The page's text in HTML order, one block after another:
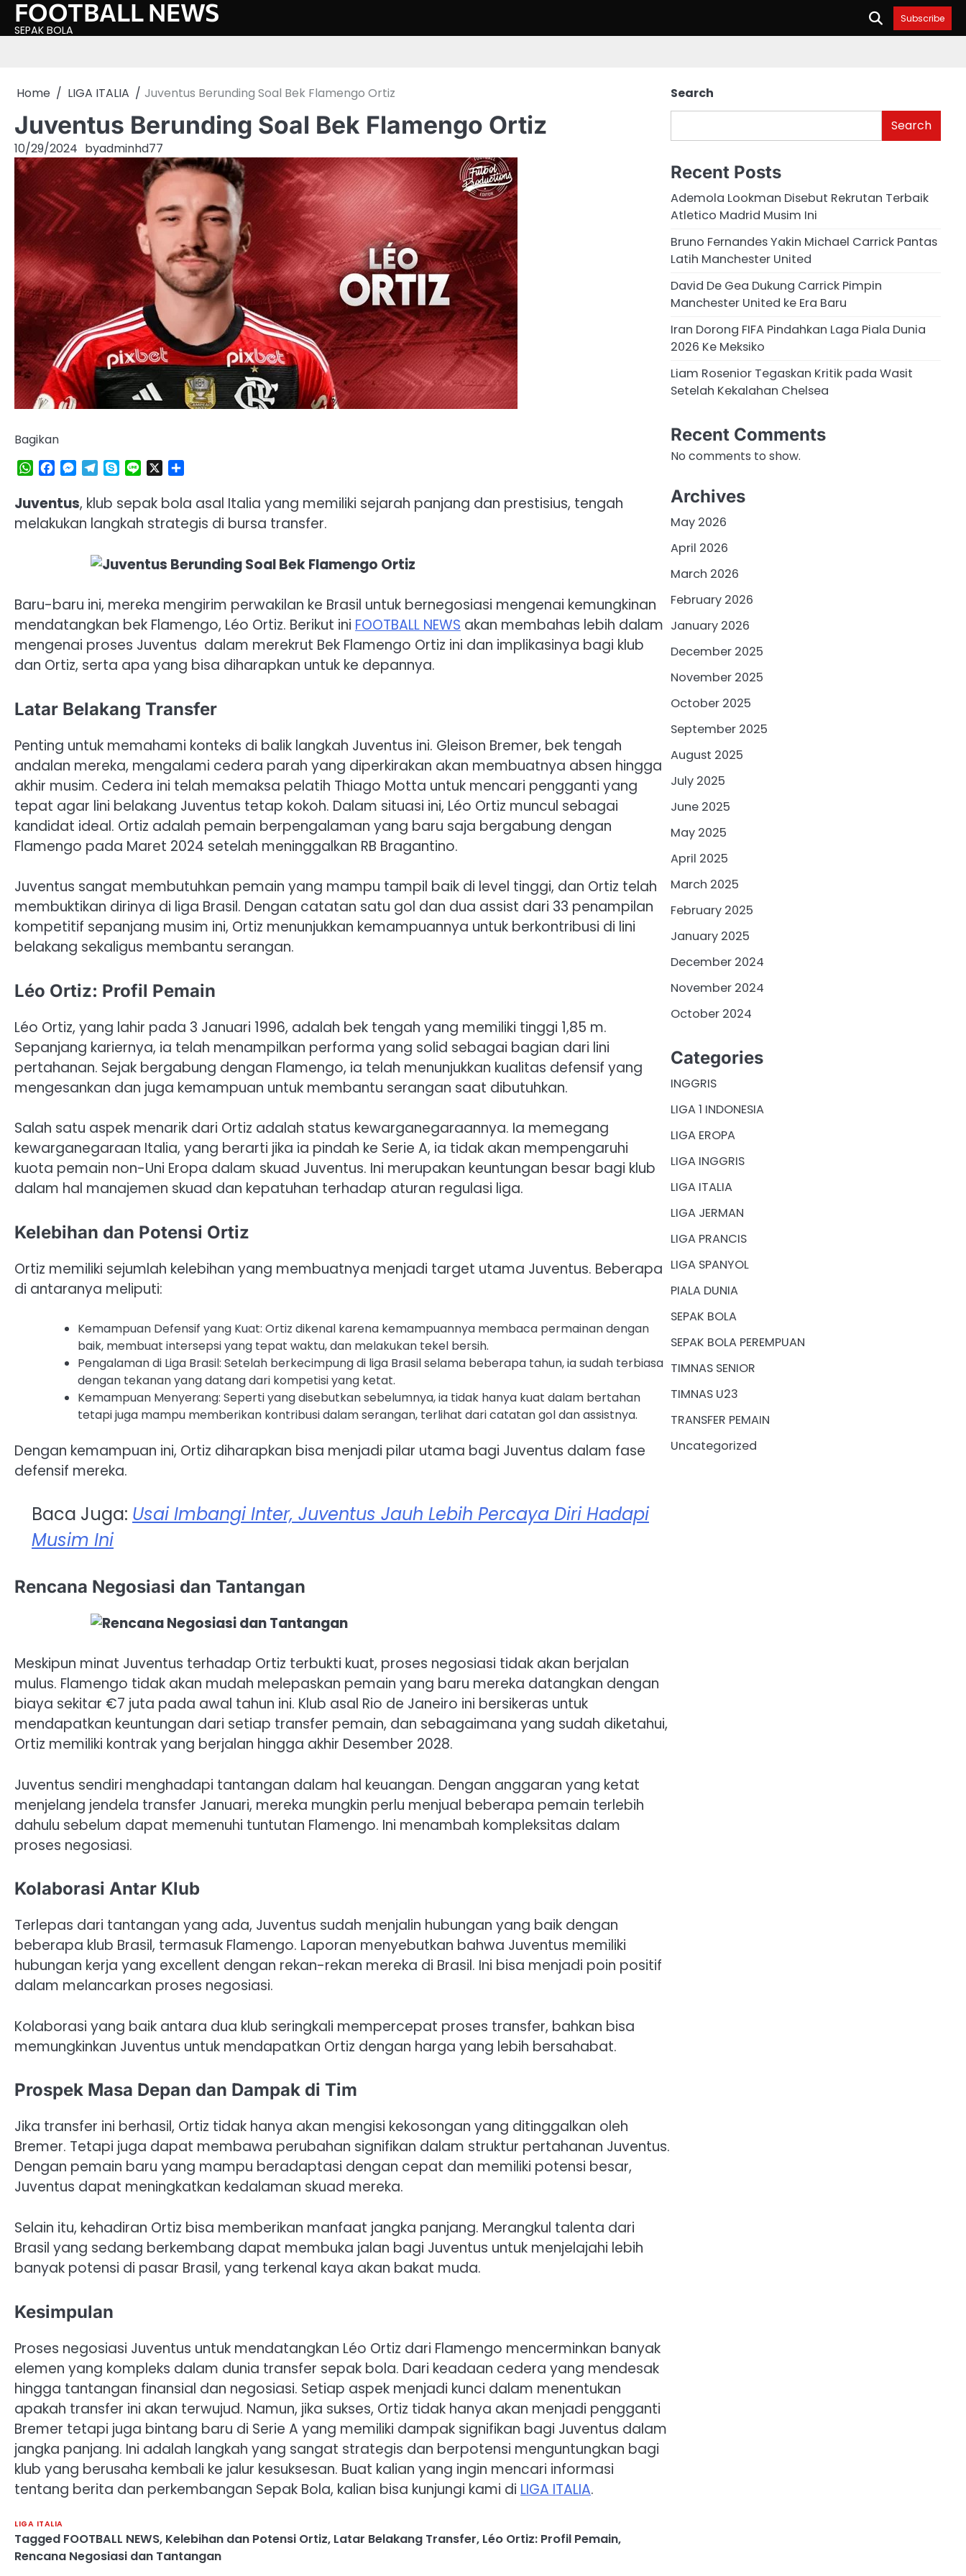
SkipFOOTBALL NEWS
SEPAK BOLA
Subscribe
Home LIGA ITALIA Juventus Berunding Soal Bek Flamengo Ortiz
Juventus Berunding Soal Bek Flamengo Ortiz
10/29/2024 byadminhd77
Bagikan
WhatsApp
Facebook
Messenger
Telegram
SkypeLine
Juventus, klub sepak bola asal Italia yang memiliki sejarah panjang dan prestisius, tengah
melakukan langkah strategis di bursa transfer.
Baru-baru ini, mereka mengirim perwakilan ke Brasil untuk bernegosiasi mengenai kemungkinan
mendatangkan bek Flamengo, Léo Ortiz. Berikut ini FOOTBALL NEWS akan membahas lebih dalam
mengenai proses Juventus dalam merekrut Bek Flamengo Ortiz ini dan implikasinya bagi klub
dan Ortiz, serta apa yang bisa diharapkan untuk ke depannya.
Latar Belakang Transfer
Penting untuk memahami konteks di balik langkah Juventus ini. Gleison Bremer, bek tengah
andalan mereka, mengalami cedera parah yang diperkirakan akan membuatnya absen hingga
akhir musim. Cedera ini telah memaksa pelatih Thiago Motta untuk mencari pengganti yang
tepat agar lini belakang Juventus tetap kokoh. Dalam situasi ini, Léo Ortiz muncul sebagai
kandidat ideal. Ortiz adalah pemain berpengalaman yang baru saja bergabung dengan
Flamengo pada Maret 2024 setelah meninggalkan RB Bragantino.
Juventus sangat membutuhkan pemain yang mampu tampil baik di level tinggi, dan Ortiz telah
membuktikan dirinya di liga Brasil. Dengan catatan satu gol dan dua assist dari 33 penampilan
kompetitif sepanjang musim ini, Ortiz menunjukkan kemampuannya untuk berkontribusi di lini
belakang sekaligus membantu serangan.
Léo Ortiz: Profil Pemain
Léo Ortiz, yang lahir pada 3 Januari 1996, adalah bek tengah yang memiliki tinggi 1,85 m.
Sepanjang kariernya, ia telah menampilkan performa yang solid sebagai bagian dari lini
pertahanan. Sejak bergabung dengan Flamengo, ia telah menunjukkan kualitas defensif yang
mengesankan dan juga kemampuan untuk membantu serangan saat dibutuhkan.
Salah satu aspek menarik dari Ortiz adalah status kewarganegaraannya. Ia memegang
kewarganegaraan Italia, yang berarti jika ia pindah ke Serie A, ia tidak akan mempengaruhi
kuota pemain non-Uni Eropa dalam skuad Juventus. Ini merupakan keuntungan besar bagi klub
dalam hal manajemen skuad dan kepatuhan terhadap aturan regulasi liga.
Kelebihan dan Potensi Ortiz
Ortiz memiliki sejumlah kelebihan yang membuatnya menjadi target utama Juventus. Beberapa
di antaranya meliputi:
Kemampuan Defensif yang Kuat: Ortiz dikenal karena kemampuannya membaca permainan dengan
baik, membuat intersepsi yang tepat waktu, dan melakukan tekel bersih.
Pengalaman di Liga Brasil: Setelah berkecimpung di liga Brasil selama beberapa tahun, ia sudah terbiasa
dengan tekanan yang datang dari kompetisi yang ketat.
Kemampuan Menyerang: Seperti yang disebutkan sebelumnya, ia tidak hanya kuat dalam bertahan
tetapi juga mampu memberikan kontribusi dalam serangan, terlihat dari catatan gol dan assistnya.
Dengan kemampuan ini, Ortiz diharapkan bisa menjadi pilar utama bagi Juventus dalam fase
defensif mereka.
Baca Juga: Usai Imbangi Inter, Juventus Jauh Lebih Percaya Diri Hadapi
Musim Ini
Rencana Negosiasi dan Tantangan
Meskipun minat Juventus terhadap Ortiz terbukti kuat, proses negosiasi tidak akan berjalan
mulus. Flamengo tidak akan mudah melepaskan pemain yang baru mereka datangkan dengan
biaya sekitar €7 juta pada awal tahun ini. Klub asal Rio de Janeiro ini bersikeras untuk
mendapatkan keuntungan dari setiap transfer pemain, dan sebagaimana yang sudah diketahui,
Ortiz memiliki kontrak yang berjalan hingga akhir Desember 2028.
Juventus sendiri menghadapi tantangan dalam hal keuangan. Dengan anggaran yang ketat
menjelang jendela transfer Januari, mereka mungkin perlu menjual beberapa pemain terlebih
dahulu sebelum dapat memenuhi tuntutan Flamengo. Ini menambah kompleksitas dalam
proses negosiasi.
Kolaborasi Antar Klub
Terlepas dari tantangan yang ada, Juventus sudah menjalin hubungan yang baik dengan
beberapa klub Brasil, termasuk Flamengo. Laporan menyebutkan bahwa Juventus memiliki
hubungan kerja yang excellent dengan rekan-rekan mereka di Brasil. Ini bisa menjadi poin positif
dalam melancarkan proses negosiasi.
Kolaborasi yang baik antara dua klub seringkali mempercepat proses transfer, bahkan bisa
memungkinkan Juventus untuk mendapatkan Ortiz dengan harga yang lebih bersahabat.
Prospek Masa Depan dan Dampak di Tim
Jika transfer ini berhasil, Ortiz tidak hanya akan mengisi kekosongan yang ditinggalkan oleh
Bremer. Tetapi juga dapat membawa perubahan signifikan dalam struktur pertahanan Juventus.
Dengan pemain baru yang mampu beradaptasi dengan cepat dan memiliki potensi besar,
Juventus dapat meningkatkan kedalaman skuad mereka.
Selain itu, kehadiran Ortiz bisa memberikan manfaat jangka panjang. Merangkul talenta dari
Brasil yang sedang berkembang dapat membuka jalan bagi Juventus untuk menjelajahi lebih
banyak potensi di pasar Brasil, yang terkenal kaya akan bakat muda.
Kesimpulan
Proses negosiasi Juventus untuk mendatangkan Léo Ortiz dari Flamengo mencerminkan banyak
elemen yang kompleks dalam dunia transfer sepak bola. Dari keadaan cedera yang mendesak
hingga tantangan finansial dan negosiasi. Setiap aspek menjadi kunci dalam menentukan
apakah transfer ini akan terwujud. ​Namun, jika sukses, Ortiz tidak hanya akan menjadi pengganti
Bremer tetapi juga bintang baru di Serie A yang memiliki dampak signifikan bagi Juventus dalam
jangka panjang.​ Ini adalah langkah yang sangat strategis dan berpotensi menguntungkan bagi
klub yang berusaha kembali ke jalur kesuksesan. Buat kalian yang ingin mencari informasi
tentang berita dan perkembangan Sepak Bola, kalian bisa kunjungi kami di LIGA ITALIA.
LIGA ITALIA
Tagged FOOTBALL NEWS, Kelebihan dan Potensi Ortiz, Latar Belakang Transfer, Léo Ortiz: Profil Pemain,
Rencana Negosiasi dan Tantangan
Search
Search
Recent Posts
Ademola Lookman Disebut Rekrutan Terbaik
Atletico Madrid Musim Ini
Bruno Fernandes Yakin Michael Carrick Pantas
Latih Manchester United
David De Gea Dukung Carrick Pimpin
Manchester United ke Era Baru
Iran Dorong FIFA Pindahkan Laga Piala Dunia
2026 Ke Meksiko
Liam Rosenior Tegaskan Kritik pada Wasit
Setelah Kekalahan Chelsea
Recent Comments
No comments to show.
Archives
May 2026
April 2026
March 2026
February 2026
January 2026
December 2025
November 2025
October 2025
September 2025
August 2025
July 2025
June 2025
May 2025
April 2025
March 2025
February 2025
January 2025
December 2024
November 2024
October 2024
Categories
INGGRIS
LIGA 1 INDONESIA
LIGA EROPA
LIGA INGGRIS
LIGA ITALIA
LIGA JERMAN
LIGA PRANCIS
LIGA SPANYOL
PIALA DUNIA
SEPAK BOLA
SEPAK BOLA PEREMPUAN
TIMNAS SENIOR
TIMNAS U23
TRANSFER PEMAIN
Uncategorized